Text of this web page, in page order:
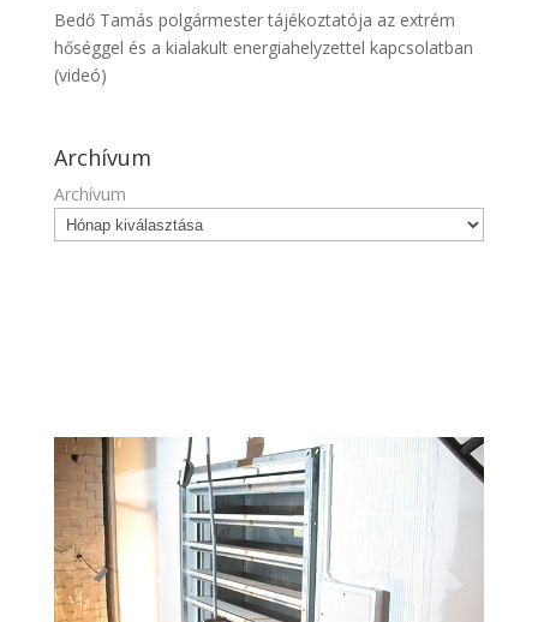
Bedő Tamás polgármester tájékoztatója az extrém
hőséggel és a kialakult energiahelyzettel kapcsolatban
(videó)
Archívum
Archívum